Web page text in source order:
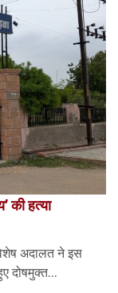
की हत्या
अदालत ने इस
दोषमुक्त...